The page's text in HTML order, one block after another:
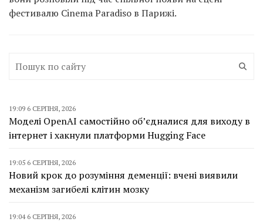
фестивалю Cinema Paradiso в Парижі.
19:09 6 СЕРПНЯ, 2026
Моделі OpenAI самостійно об’єдналися для виходу в
інтернет і хакнули платформи Hugging Face
19:05 6 СЕРПНЯ, 2026
Новий крок до розуміння деменції: вчені виявили
механізм загибелі клітин мозку
19:04 6 СЕРПНЯ, 2026